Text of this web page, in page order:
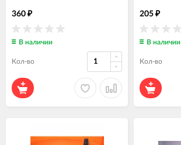
360 ₽
В наличии
Кол-во
205 ₽
В наличии
Кол-во